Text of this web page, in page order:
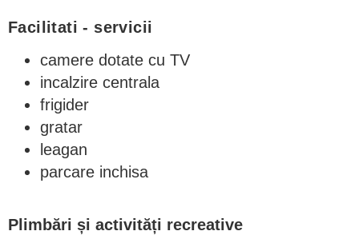
Facilitati - servicii
camere dotate cu TV
incalzire centrala
frigider
gratar
leagan
parcare inchisa
Plimbări și activități recreative